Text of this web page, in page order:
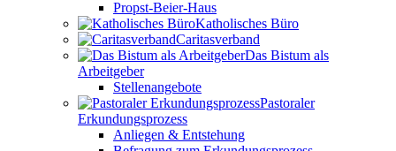
Propst-Beier-Haus
Katholisches Büro
Caritasverband
Das Bistum als
Arbeitgeber
Stellenangebote
Pastoraler
Erkundungsprozess
Anliegen & Entstehung